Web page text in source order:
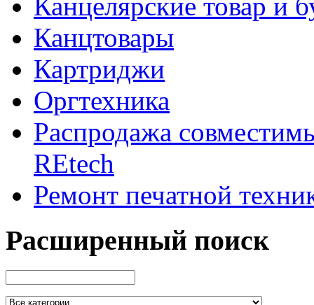
Канцелярские товар и
Канцтовары
Картриджи
Оргтехника
Распродажа
REtech
Ремонт печатной
Расширенный поиск